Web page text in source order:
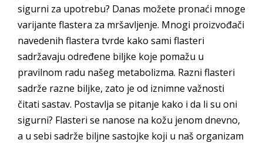
sigurni za upotrebu? Danas možete pronaći mnoge
varijante flastera za mršavljenje. Mnogi proizvođači
navedenih flastera tvrde kako sami flasteri
sadržavaju određene biljke koje pomažu u
pravilnom radu našeg metabolizma. Razni flasteri
sadrže razne biljke, zato je od iznimne važnosti
čitati sastav. Postavlja se pitanje kako i da li su oni
sigurni? Flasteri se nanose na kožu jenom dnevno,
a u sebi sadrže biljne sastojke koji u naš organizam